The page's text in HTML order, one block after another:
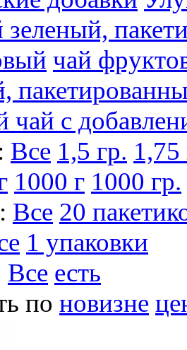
зеленый,
чай
с
Все 1,5 гр. 1,75
1000 г 1000 гр.
Все 20
1 упаковки
Все есть
по новизне